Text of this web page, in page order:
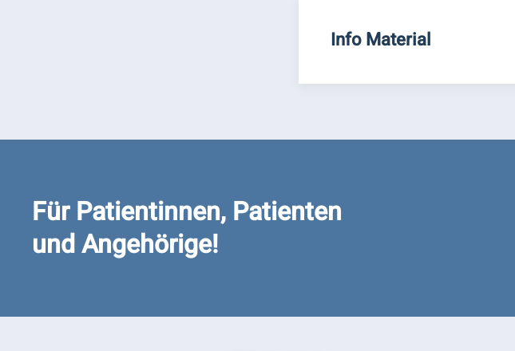
Info Material
Für Patientinnen, Patienten
und Angehörige!